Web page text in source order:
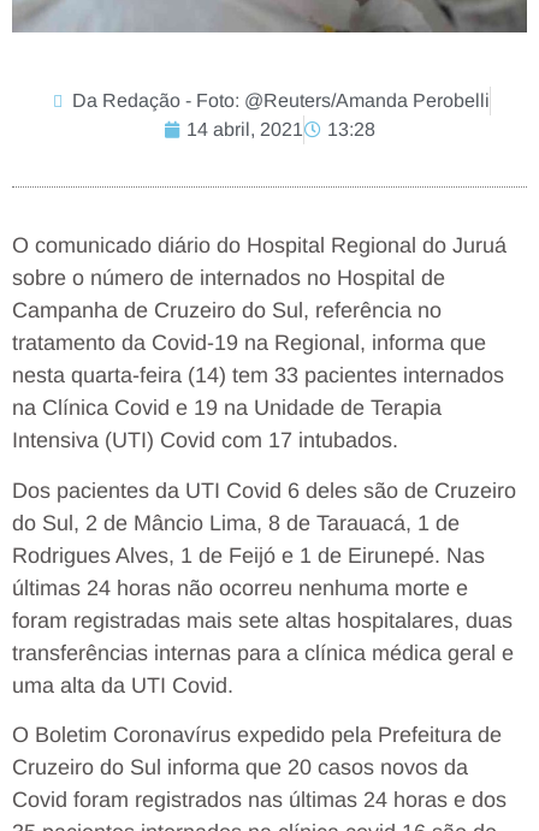
Da Redação - Foto: @Reuters/Amanda Perobelli
14 abril, 2021
13:28
O comunicado diário do Hospital Regional do Juruá
sobre o número de internados no Hospital de
Campanha de Cruzeiro do Sul, referência no
tratamento da Covid-19 na Regional, informa que
nesta quarta-feira (14) tem 33 pacientes internados
na Clínica Covid e 19 na Unidade de Terapia
Intensiva (UTI) Covid com 17 intubados.
Dos pacientes da UTI Covid 6 deles são de Cruzeiro
do Sul, 2 de Mâncio Lima, 8 de Tarauacá, 1 de
Rodrigues Alves, 1 de Feijó e 1 de Eirunepé. Nas
últimas 24 horas não ocorreu nenhuma morte e
foram registradas mais sete altas hospitalares, duas
transferências internas para a clínica médica geral e
uma alta da UTI Covid.
O Boletim Coronavírus expedido pela Prefeitura de
Cruzeiro do Sul informa que 20 casos novos da
Covid foram registrados nas últimas 24 horas e dos